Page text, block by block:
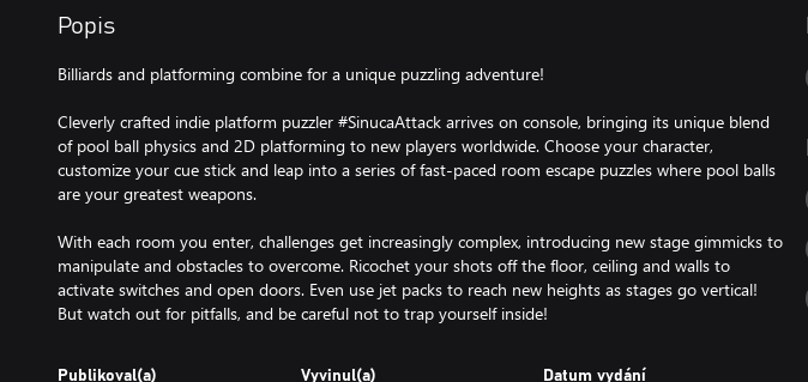
Popis
Billiards and platforming combine for a unique puzzling adventure!
Cleverly crafted indie platform puzzler #SinucaAttack arrives on console, bringing its unique blend
of pool ball physics and 2D platforming to new players worldwide. Choose your character,
customize your cue stick and leap into a series of fast-paced room escape puzzles where pool balls
are your greatest weapons.
With each room you enter, challenges get increasingly complex, introducing new stage gimmicks to
manipulate and obstacles to overcome. Ricochet your shots off the floor, ceiling and walls to
activate switches and open doors. Even use jet packs to reach new heights as stages go vertical!
But watch out for pitfalls, and be careful not to trap yourself inside!
Publikoval(a) Vyvinul(a) Datum vydání